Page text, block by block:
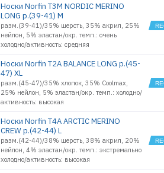
Носки Norfin T3M NORDIC MERINO
LONG р.(39-41) M
разм.(39-41)/35% шерсть, 35% акрил, 25%
нейлон, 5% эластан/окр. темп.: очень
холодно/активность: средняя
Носки Norfin T2A BALANCE LONG р.(45-
47) XL
разм.(45-47)/35% хлопок, 35% Coolmax,
25% нейлон, 5% эластан/окр. темп.: холодно/
активность: высокая
Носки Norfin T4A ARCTIC MERINO
CREW р.(42-44) L
разм.(42-44)/38% шерсть, 38% акрил, 20%
нейлон, 4% эластан/окр. темп.: экстремально
холодно/активность: высокая